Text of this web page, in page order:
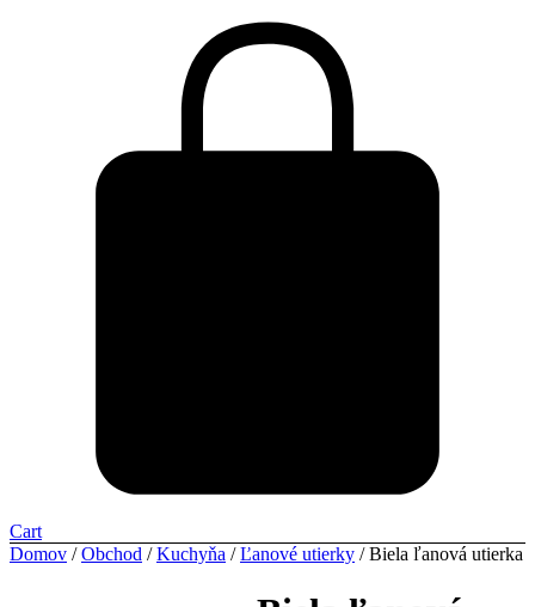
Cart
Domov /Obchod /Kuchyňa /Ľanové utierky / Biela ľanová utierka